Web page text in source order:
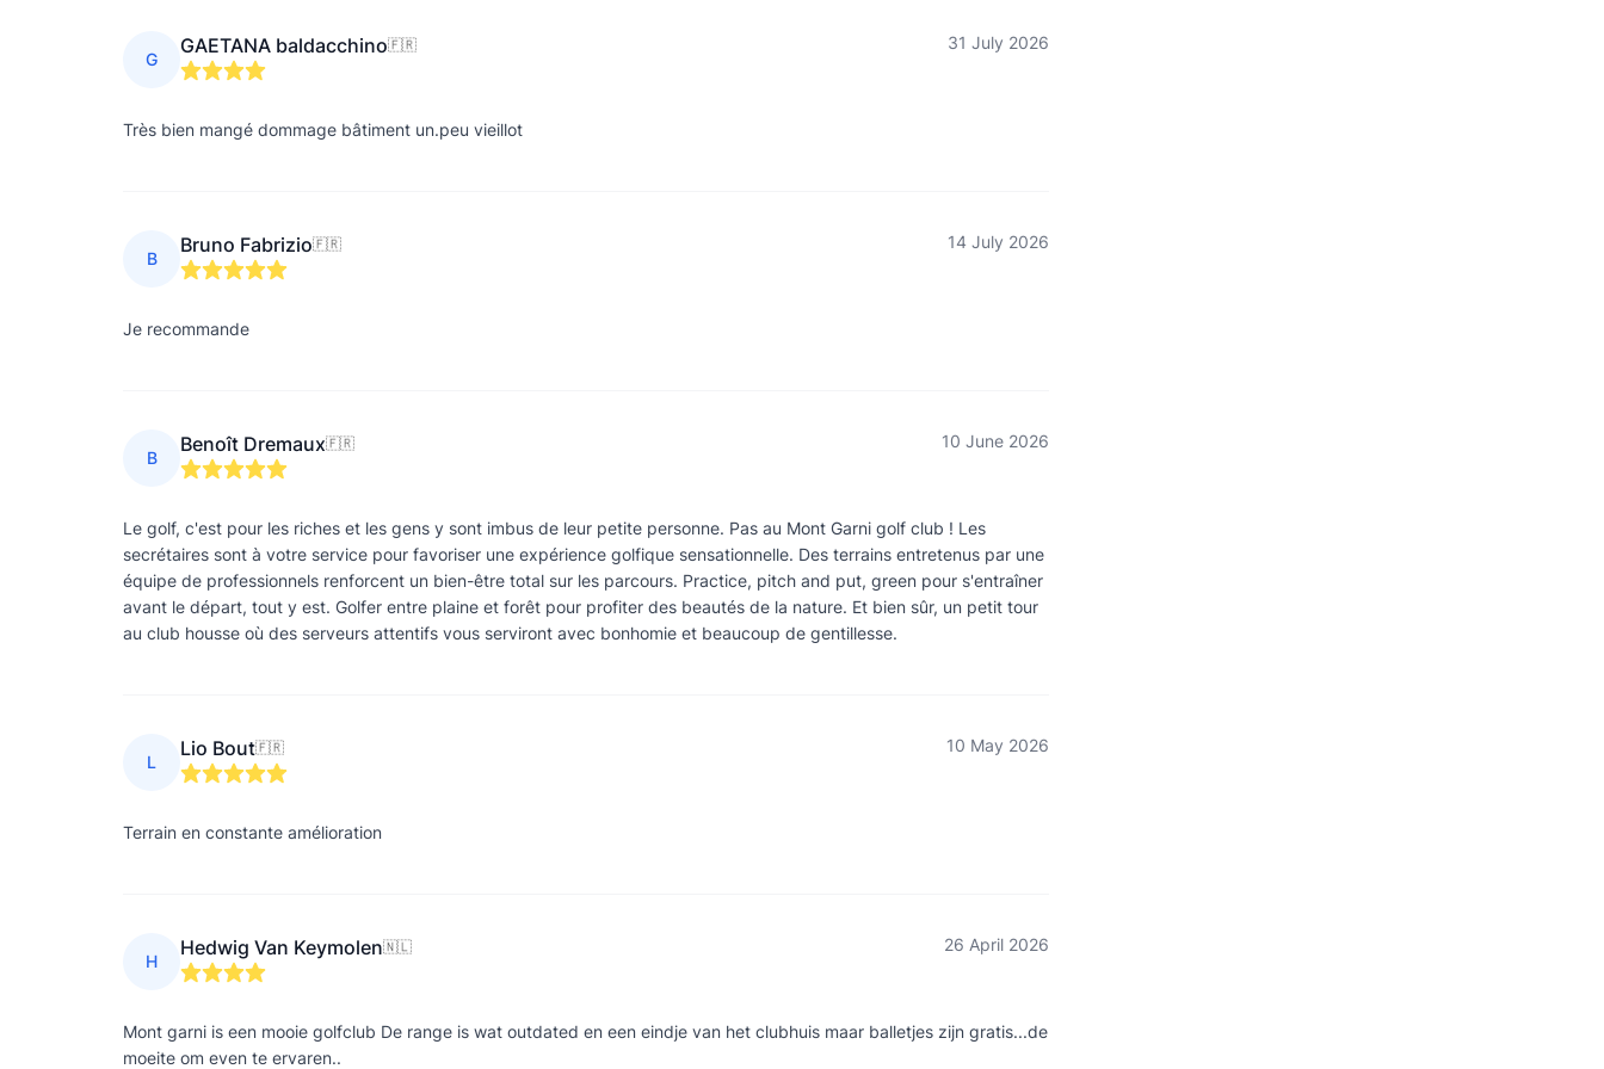
G
GAETANA baldacchino🇫🇷 31 July 2026
Très bien mangé dommage bâtiment un.peu vieillot
B
Bruno Fabrizio🇫🇷 14 July 2026
Je recommande
B
Benoît Dremaux🇫🇷 10 June 2026
Le golf, c'est pour les riches et les gens y sont imbus de leur petite personne. Pas au Mont Garni golf club ! Les
secrétaires sont à votre service pour favoriser une expérience golfique sensationnelle. Des terrains entretenus par une
équipe de professionnels renforcent un bien-être total sur les parcours. Practice, pitch and put, green pour s'entraîner
avant le départ, tout y est. Golfer entre plaine et forêt pour profiter des beautés de la nature. Et bien sûr, un petit tour
au club housse où des serveurs attentifs vous serviront avec bonhomie et beaucoup de gentillesse.
L
Lio Bout🇫🇷 10 May 2026
Terrain en constante amélioration
H
Hedwig Van Keymolen🇳🇱 26 April 2026
Mont garni is een mooie golfclub De range is wat outdated en een eindje van het clubhuis maar balletjes zijn gratis...de
moeite om even te ervaren..